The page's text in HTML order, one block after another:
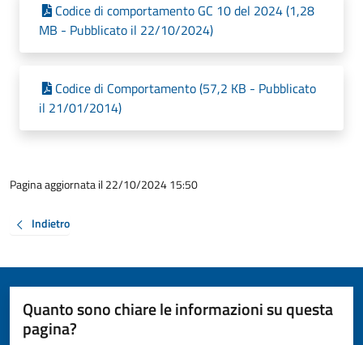
Codice di comportamento GC 10 del 2024 (1,28
MB - Pubblicato il 22/10/2024)
Codice di Comportamento (57,2 KB - Pubblicato
il 21/01/2014)
Pagina aggiornata il 22/10/2024 15:50
Indietro
Quanto sono chiare le informazioni su questa
pagina?